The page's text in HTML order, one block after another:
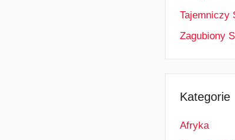
Tajemniczy
Zagubiony
Kategorie
Afryka